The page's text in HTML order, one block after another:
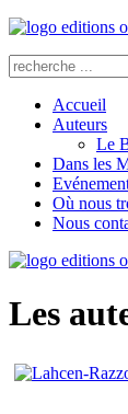
Accueil
Auteurs
Le
Dans les
Où nous
Nous
Les